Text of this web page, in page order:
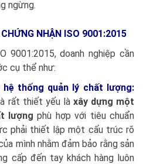
ngừng.
NHẬN ISO 9001:2015
9001:2015, doanh nghiệp cần
cụ thể như:
hệ thống quản lý chất lượng:
rất thiết yếu là xây dựng một
lượng phù hợp với tiêu chuẩn
phải thiết lập một cấu trúc rõ
mình nhằm đảm bảo rằng sản
cấp đến tay khách hàng luôn